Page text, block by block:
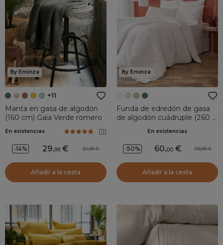
By Eminza
+11
Manta en gasa de algodón
(160 cm) Gaïa Verde romero
En existencias (11)
-14% 29,99 34,99
Añadir a la cesta
By Eminza
Funda de edredón de gasa
de algodón cuádruple (260 x
En existencias
-50% 60,00 119,99
Añadir a la cesta